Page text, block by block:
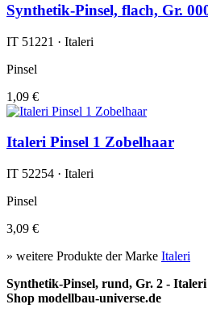
Synthetik-Pinsel, flach, Gr.
IT 51221 · Italeri
Pinsel
1,09 €
Italeri Pinsel 1 Zobelhaar
IT 52254 · Italeri
Pinsel
3,09 €
» weitere Produkte der Marke Italeri
Synthetik-Pinsel, rund, Gr. 2 -
Shop modellbau-universe.de